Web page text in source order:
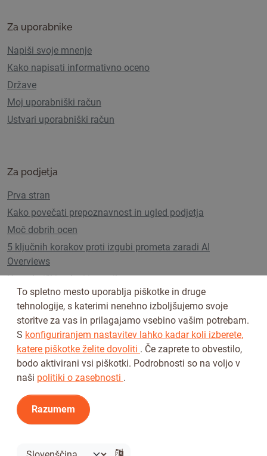
Za uporabnike
Napiši svoje mnenje
Kako napisati informativno oceno
Države
Moj uporabniški račun
Ustvari uporabniški račun
Za podjetja
Prva stran
Kako povečati prepoznavnost in ugled podjetja
Moč dobrih ocen
5 ključnih korakov proti izgubi prometa zaradi AI
Overviews
Uporabniški paketi in cenik
Sledi nam na
© 2026 Tickiwi - Vse pravice pridržane
To spletno mesto uporablja piškotke in druge
tehnologije, s katerimi nenehno izboljšujemo svoje
storitve za vas in prilagajamo vsebino vašim potrebam.
S konfiguriranjem nastavitev lahko kadar koli izberete,
katere piškotke želite dovoliti . Če zaprete to obvestilo,
bodo aktivirani vsi piškotki. Podrobnosti so na voljo v
naši politiki o zasebnosti .
Razumem